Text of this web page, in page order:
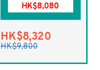
HK$8,080
HK$8,320
HK$9,800